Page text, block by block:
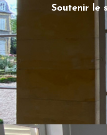
Soutenir le